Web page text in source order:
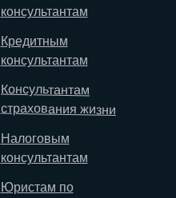
Кредитным
консультантам
Консультантам
страхования жизни
Налоговым
консультантам
Юристам по
консультантам